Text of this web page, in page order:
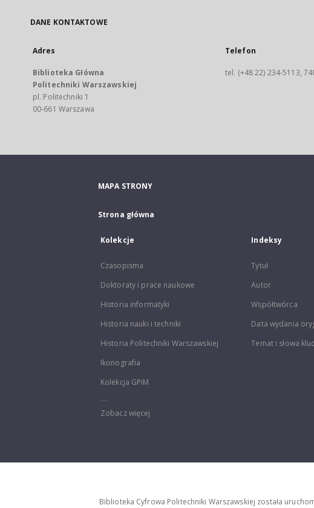
DANE KONTAKTOWE
Adres
Biblioteka Główna
Politechniki Warszawskiej
pl. Politechniki 1
00-661 Warszawa
Telefon
tel. (+48 22) 234-5113,
MAPA STRONY
Strona główna
Kolekcje
Czasopisma
Doktoraty i prace naukowe
Historia informatyki
Historia nauki i techniki
Historia Politechniki Warszawskiej
Ikonografia
Kolekcja GPiM
...
Zobacz więcej
Indeksy
Tytuł
Autor
Współtwórca
Data wydania
Temat i słowa
Biblioteka Cyfrowa Politechniki Warszawskiej została